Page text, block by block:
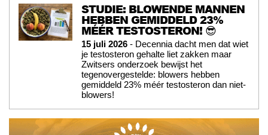
STUDIE: BLOWENDE MANNEN
HEBBEN GEMIDDELD 23%
MÉÉR TESTOSTERON! 😎
15 juli 2026 - Decennia dacht men dat wiet
je testosteron gehalte liet zakken maar
Zwitsers onderzoek bewijst het
tegenovergestelde: blowers hebben
gemiddeld 23% méér testosteron dan niet-
blowers!